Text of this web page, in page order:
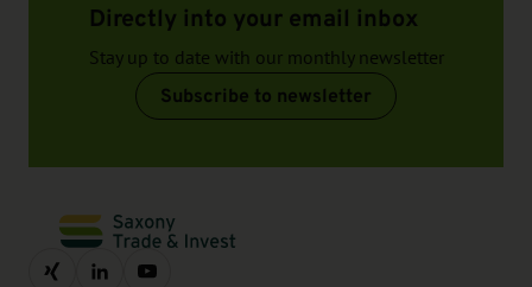
Directly into your email inbox
Stay up to date with our monthly newsletter
Subscribe to newsletter